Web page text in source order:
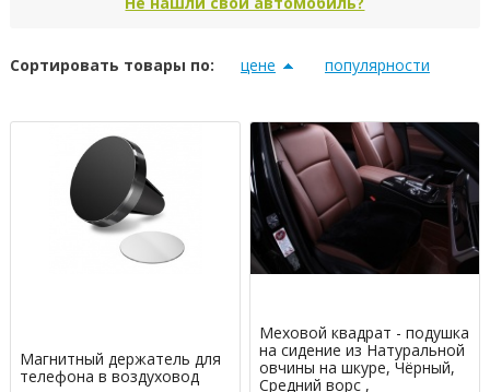
Сортировать товары по: цене популярности
Магнитный держатель для
телефона в воздуховод
Меховой квадрат - подушка
на сидение из Натуральной
овчины на шкуре, Чёрный,
Средний ворс ,